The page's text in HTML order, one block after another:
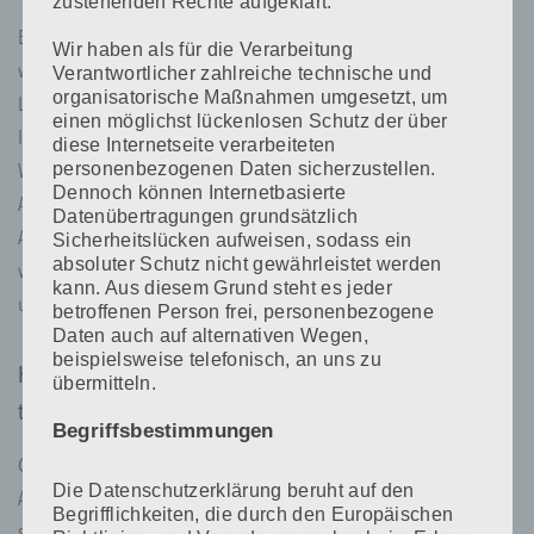
Es ist uns wichtig, dass Sie sich bei uns wohlfühlen. Denn nur
wenn man sich wohl fühlt, bringt man auch die bestmögliche
Leistung. Wir unterstützen Sie bei Ihrer Weiterbildung und stehen
Ihnen auch außerhalb des Seminars mit Rat und Tat zur Seite.
Wenn Sie sich für ein Training bei unserer Long-Time-Liner
Academy entscheiden, entscheiden Sie sich für eine bestmögliche
Ausbildung – speziell auf Ihre Bedürfnisse abgestimmt. Seminare
von der Stange gibt es bei uns nicht, wir gehen individuell auf
unsere Schüler ein.
Kann jede/r an einem Grundseminar bei Long-Time-Liner
teilnehmen?
Grundsätzlich ja. Eine Kosmetik-Ausbildung bzw. Visagisten-
Ausbildung wäre von Vorteil, aber auch talentierte Quereinsteiger
Wir haben als für die Verarbeitung
Verantwortlicher zahlreiche technische und
organisatorische Maßnahmen umgesetzt, um
einen möglichst lückenlosen Schutz der über
diese Internetseite verarbeiteten
personenbezogenen Daten sicherzustellen.
Dennoch können Internetbasierte
Datenübertragungen grundsätzlich
Sicherheitslücken aufweisen, sodass ein
absoluter Schutz nicht gewährleistet werden
kann. Aus diesem Grund steht es jeder
betroffenen Person frei, personenbezogene
Daten auch auf alternativen Wegen,
beispielsweise telefonisch, an uns zu
übermitteln.
Begriffsbestimmungen
Die Datenschutzerklärung beruht auf den
Begrifflichkeiten, die durch den Europäischen